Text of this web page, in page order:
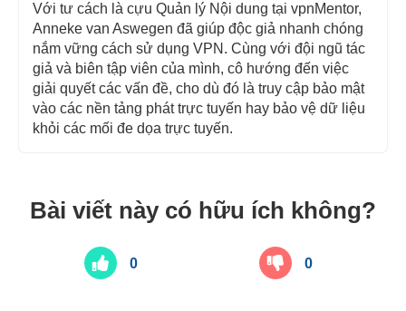
Với tư cách là cựu Quản lý Nội dung tại vpnMentor,
Anneke van Aswegen đã giúp độc giả nhanh chóng
nắm vững cách sử dụng VPN. Cùng với đội ngũ tác
giả và biên tập viên của mình, cô hướng đến việc
giải quyết các vấn đề, cho dù đó là truy cập bảo mật
vào các nền tảng phát trực tuyến hay bảo vệ dữ liệu
khỏi các mối đe dọa trực tuyến.
Bài viết này có hữu ích không?
0 0